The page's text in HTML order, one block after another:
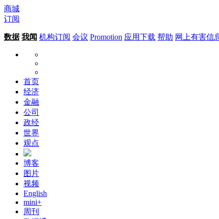
商城
订阅
数据 我闻 机构订阅 会议 Promotion 应用下载 帮助 网上有害信
首页
经济
金融
公司
政经
世界
观点
博客
图片
视频
English
mini+
周刊